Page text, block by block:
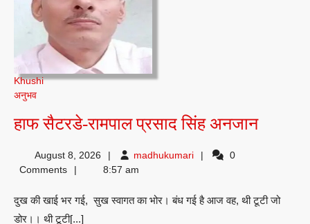
Khushi
अनुभव
हाफ सैटरडे-रामपाल प्रसाद सिंह अनजानहाफ
सिंह
August 8, 2026 madhukumarimadhukumari
0
Comments
8:57 am
दुख की खाई भर गई, सुख स्वागत का भोर। बंध गई है आज वह, थी टूटी जो
डोर।। थी टूटी[...]